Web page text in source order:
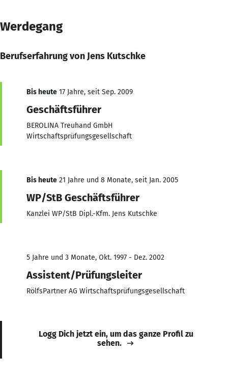
Werdegang
Berufserfahrung von Jens Kutschke
Bis heute 17 Jahre, seit Sep. 2009
Geschäftsführer
BEROLINA Treuhand GmbH
Wirtschaftsprüfungsgesellschaft
Bis heute 21 Jahre und 8 Monate, seit Jan. 2005
WP/StB Geschäftsführer
Kanzlei WP/StB Dipl.-Kfm. Jens Kutschke
5 Jahre und 3 Monate, Okt. 1997 - Dez. 2002
Assistent/Prüfungsleiter
RölfsPartner AG Wirtschaftsprüfungsgesellschaft
Logg Dich jetzt ein, um das ganze Profil zu
sehen.